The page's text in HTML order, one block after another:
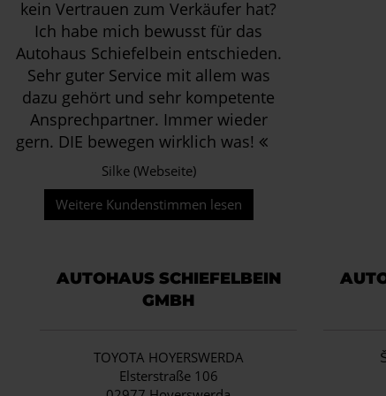
kein Vertrauen zum Verkäufer hat?
Ich habe mich bewusst für das
Autohaus Schiefelbein entschieden.
Sehr guter Service mit allem was
dazu gehört und sehr kompetente
Ansprechpartner. Immer wieder
gern. DIE bewegen wirklich was!
Silke (Webseite)
Weitere Kundenstimmen lesen
AUTOHAUS SCHIEFELBEIN
GMBH
TOYOTA HOYERSWERDA
Elsterstraße 106